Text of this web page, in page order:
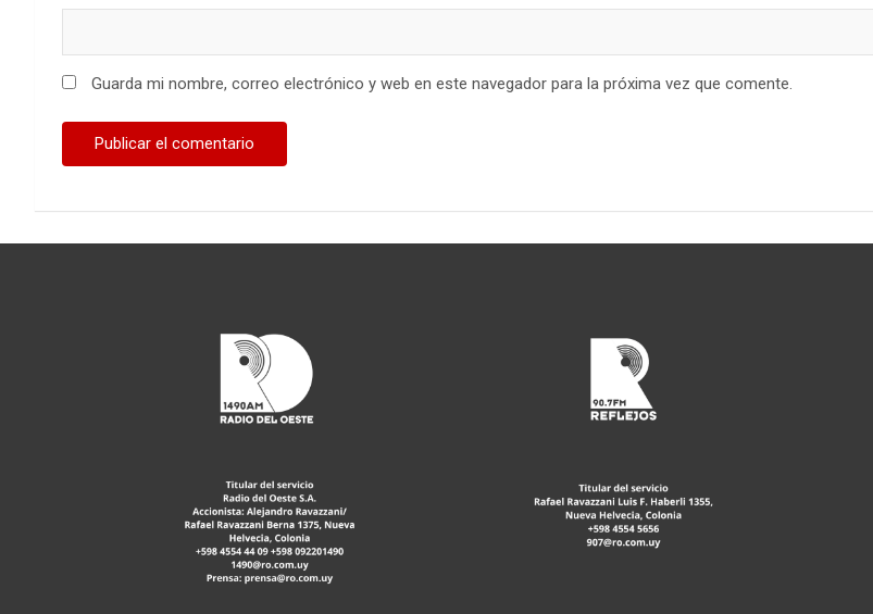
Guarda mi nombre, correo electrónico y web en este navegador para la próxima vez que comente.